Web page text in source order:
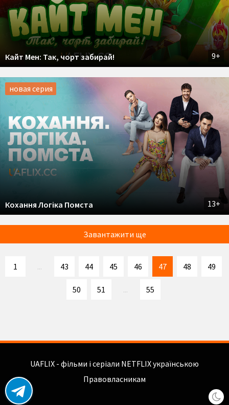
9+
Кайт Мен: Так, чорт забирай!
новая серия
13+
Кохання Логіка Помста
Завантажити ще
1 ... 43 44 45 46 47 48 49
50 51 ... 55
UAFLIX - фільми і серіали NETFLIX українською
Правовласникам